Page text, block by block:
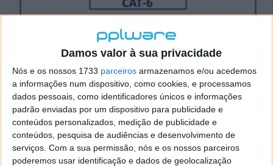
Damos valor à sua privacidade
Nós e os nossos 1733 parceiros armazenamos e/ou acedemos
a informações num dispositivo, como cookies, e processamos
dados pessoais, como identificadores únicos e informações
padrão enviadas por um dispositivo para publicidade e
conteúdos personalizados, medição de publicidade e
conteúdos, pesquisa de audiências e desenvolvimento de
serviços. Com a sua permissão, nós e os nossos parceiros
poderemos usar identificação e dados de geolocalização